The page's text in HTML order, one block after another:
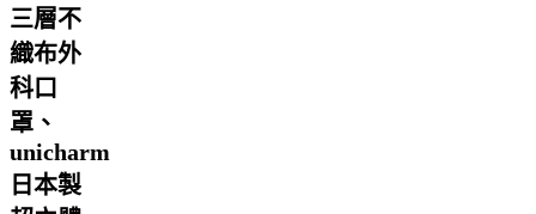
三層不
織布外
科口
罩、
unicharm
日本製